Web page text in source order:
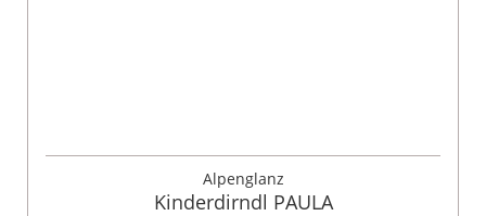
Alpenglanz
Kinderdirndl PAULA